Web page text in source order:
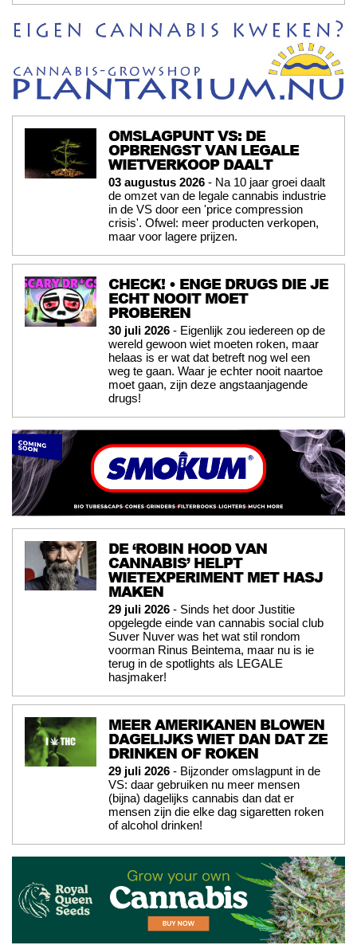
OMSLAGPUNT VS: DE
OPBRENGST VAN LEGALE
WIETVERKOOP DAALT
03 augustus 2026 - Na 10 jaar groei daalt
de omzet van de legale cannabis industrie
in de VS door een 'price compression
crisis'. Ofwel: meer producten verkopen,
maar voor lagere prijzen.
CHECK! • ENGE DRUGS DIE JE
ECHT NOOIT MOET
PROBEREN
30 juli 2026 - Eigenlijk zou iedereen op de
wereld gewoon wiet moeten roken, maar
helaas is er wat dat betreft nog wel een
weg te gaan. Waar je echter nooit naartoe
moet gaan, zijn deze angstaanjagende
drugs!
DE ‘ROBIN HOOD VAN
CANNABIS’ HELPT
WIETEXPERIMENT MET HASJ
MAKEN
29 juli 2026 - Sinds het door Justitie
opgelegde einde van cannabis social club
Suver Nuver was het wat stil rondom
voorman Rinus Beintema, maar nu is ie
terug in de spotlights als LEGALE
hasjmaker!
MEER AMERIKANEN BLOWEN
DAGELIJKS WIET DAN DAT ZE
DRINKEN OF ROKEN
29 juli 2026 - Bijzonder omslagpunt in de
VS: daar gebruiken nu meer mensen
(bijna) dagelijks cannabis dan dat er
mensen zijn die elke dag sigaretten roken
of alcohol drinken!